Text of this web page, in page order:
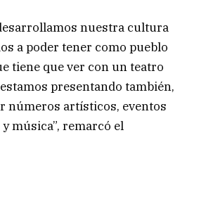
nuestra cultura
a poder tener como pueblo
tiene que ver con un teatro
presentando también,
números artísticos, eventos
música”, remarcó el